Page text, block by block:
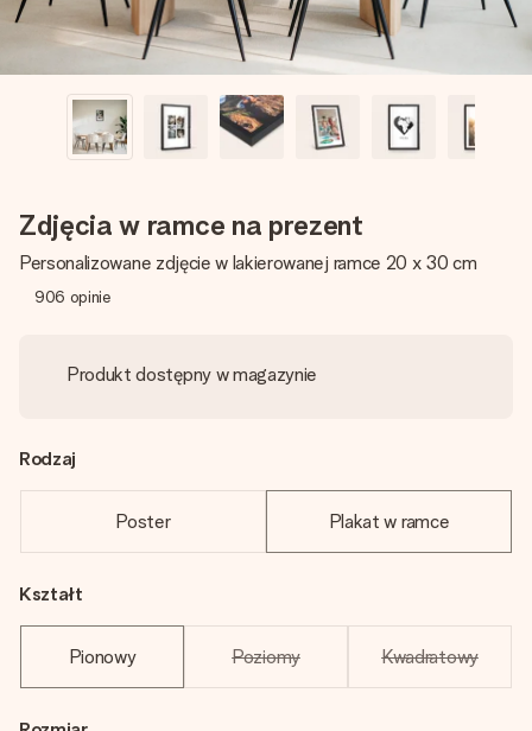
Zdjęcia w ramce na prezent
Personalizowane zdjęcie w lakierowanej ramce 20 x 30 cm
906 opinie
Produkt dostępny w magazynie
Rodzaj
Poster Plakat w ramce
Kształt
Pionowy Poziomy Kwadratowy